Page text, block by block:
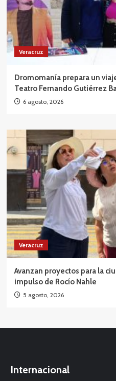
Veracruz
Dromomanía prepara un
Teatro Fernando Gutiérrez
6 agosto, 2026
Veracruz
Avanzan proyectos para la
impulso de Rocío Nahle
5 agosto, 2026
Internacional